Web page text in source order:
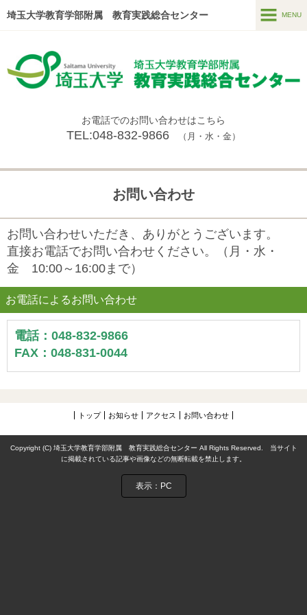
埼玉大学教育学部附属 教育実践総合センター
お電話でのお問い合わせはこちら
TEL:048-832-9866 （月・水・金）
MENU
センター長あいさつ
センターニュース（過去の活動はこちら）
アクセス
お問い合わせ
お問い合わせ
お問い合わせいただき、ありがとうございます。
直接お電話でお問い合わせください。（月・水・
金 10:00～16:00まで）
お電話によるお問い合わせ
電話：048-832-9866
FAX：048-831-0044
トップ お知らせ アクセス お問い合わせ
Copyright (C) 埼玉大学教育学部附属 教育実践総合センター All Rights Reserved. 当サイト
に掲載されている記事や画像などの無断転載を禁止します。
表示：PC